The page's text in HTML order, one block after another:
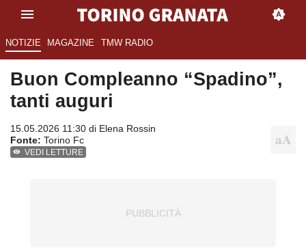
NOTIZIE MAGAZINE TMW RADIO
Buon Compleanno “Spadino”,
tanti auguri
15.05.2026 11:30 di Elena Rossin
Fonte: Torino Fc
VEDI LETTURE